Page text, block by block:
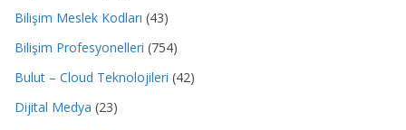
Bilişim Meslek Kodları (43)
Bilişim Profesyonelleri (754)
Bulut – Cloud Teknolojileri (42)
Dijital Medya (23)